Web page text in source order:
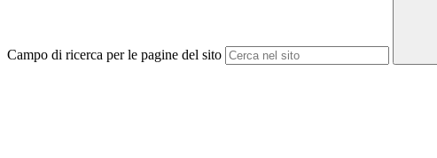
Campo di ricerca per le pagine del sito